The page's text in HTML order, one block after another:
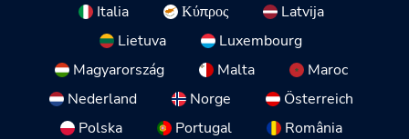
Italia
Κύπρος
Latvija
Lietuva
Luxembourg
Magyarország
Malta
Maroc
Nederland
Norge
Österreich
Polska
Portugal
România